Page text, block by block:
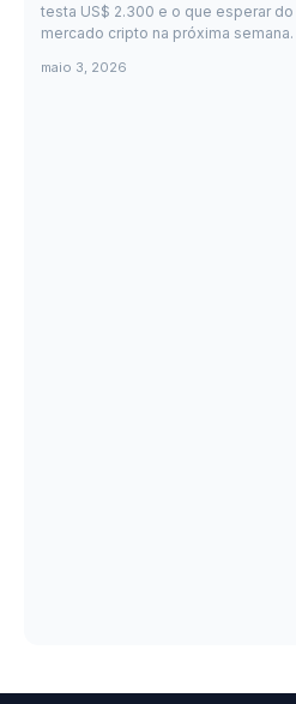
testa US$ 2.300 e o que esperar do
mercado cripto na próxima semana.
maio 3, 2026